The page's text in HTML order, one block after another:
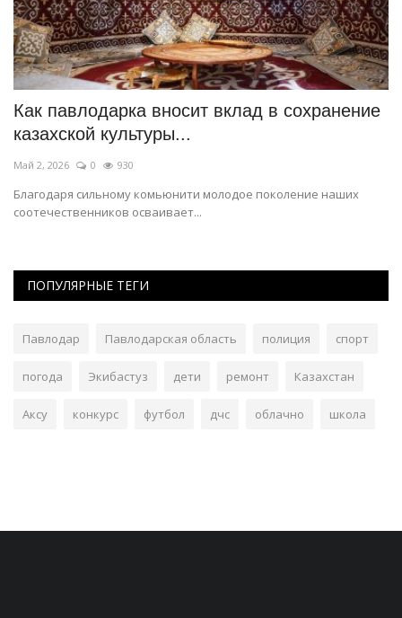
Как павлодарка вносит вклад в сохранение
казахской культуры...
Май 2, 2026 0 930
Благодаря сильному комьюнити молодое поколение наших
соотечественников осваивает...
ПОПУЛЯРНЫЕ ТЕГИ
Павлодар Павлодарская область полиция спорт
погода Экибастуз дети ремонт Казахстан
Аксу конкурс футбол дчс облачно школа